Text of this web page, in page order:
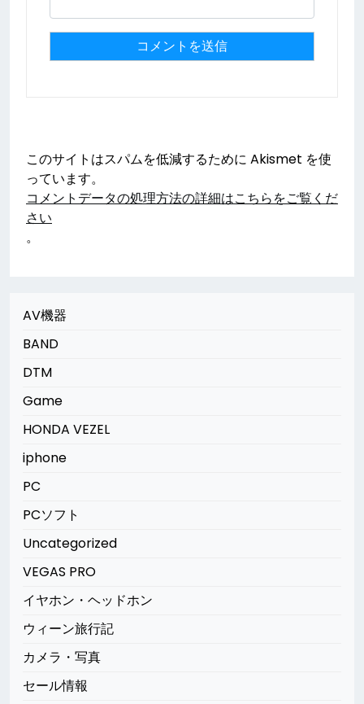
このサイトはスパムを低減するために Akismet を使
っています。
コメントデータの処理方法の詳細はこちらをご覧くだ
さい
。
AV機器
BAND
DTM
Game
HONDA VEZEL
iphone
PC
PCソフト
Uncategorized
VEGAS PRO
イヤホン・ヘッドホン
ウィーン旅行記
カメラ・写真
セール情報